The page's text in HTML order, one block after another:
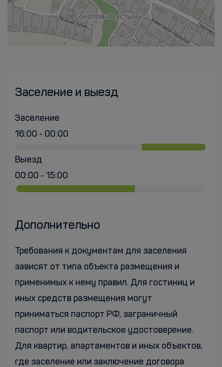
Заселение и выезд
Заселение
16:00 - 00:00
Выезд
00:00 - 15:00
Дополнительно
Требования к документам для заселения
зависят от типа объекта размещения и
применимых к нему правил. Для гостиниц и
иных средств размещения могут
приниматься паспорт РФ, заграничный
паспорт или водительское удостоверение.
Для квартир, апартаментов и иных объектов,
где заселение или заключение договора